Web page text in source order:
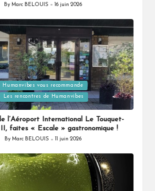
Posted
By Marc BELOUIS 16 juin 2026
Humanvibes vous recommande
Les rencontres de Humanvibes
l’Aéroport International Le Touquet-
faites « Escale » gastronomique !
Posted
By Marc BELOUIS 11 juin 2026